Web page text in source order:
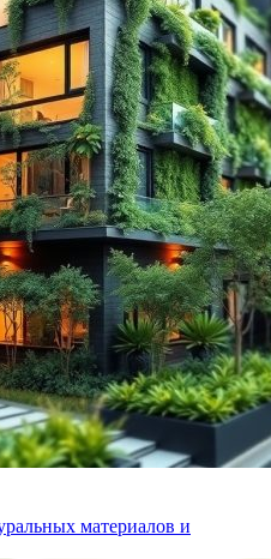
материалов и